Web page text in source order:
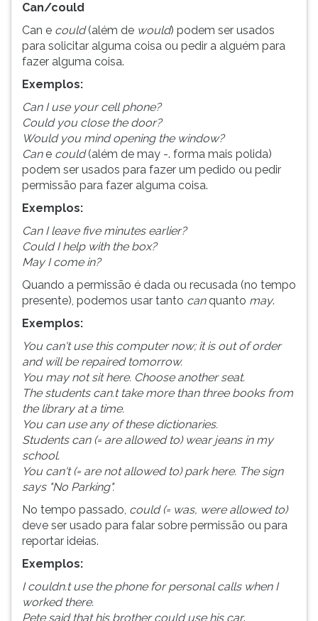
Can/could
Can e could(além de would) podem ser usados
para solicitar alguma coisa ou pedir a alguém para
fazer alguma coisa.
Exemplos:
Can I use your cell phone?
Could you close the door?
Would you mind opening the window?
Cane could(além de may -. forma mais polida)
podem ser usados para fazer um pedido ou pedir
permissão para fazer alguma coisa.
Exemplos:
Can I leave five minutes earlier?
Could I help with the box?
May I come in?
Quando a permissão é dada ou recusada (no tempo
presente), podemos usar tanto canquanto may.
Exemplos:
You can't use this computer now; it is out of order
and will be repaired tomorrow.
You may not sit here. Choose another seat.
The students can.t take more than three books from
the library at a time.
You can use any of these dictionaries.
Students can (= are allowed to) wear jeans in my
school.
You can't (= are not allowed to) park here. The sign
says "No Parking".
No tempo passado, could (= was, were allowed to)
deve ser usado para falar sobre permissão ou para
reportar ideias.
Exemplos:
I couldn.t use the phone for personal calls when I
worked there.
Pete said that his brother could use his car.